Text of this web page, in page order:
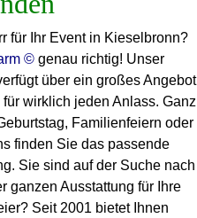
für Ihr Event in Kieselbronn?
© genau richtig! Unser
über ein großes Angebot
wirklich jeden Anlass. Ganz
Familienfeiern oder
finden Sie das passende
Sie sind auf der Suche nach
ganzen Ausstattung für Ihre
Seit 2001 bietet Ihnen